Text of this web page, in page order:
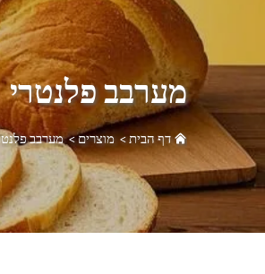
מערבב פלנטרי
דף הבית>מוצרים>מערבב